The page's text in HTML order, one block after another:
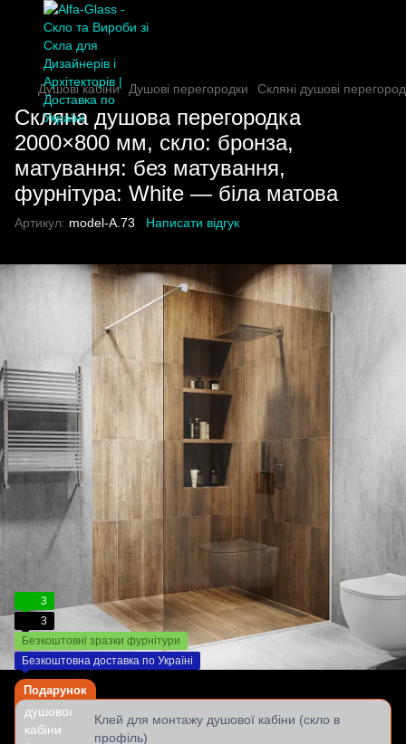
Душові кабіни Душові перегородки Скляні душові
Скляна душова перегородка
2000×800 мм, скло: бронза,
матування: без матування,
фурнітура: White — біла матова
Артикул: model-A.73 Написати відгук
3
3
Безкоштовні зразки фурнітури
Безкоштовна доставка по Україні
Подарунок
Клей для монтажу душової кабіни (скло в
профіль)